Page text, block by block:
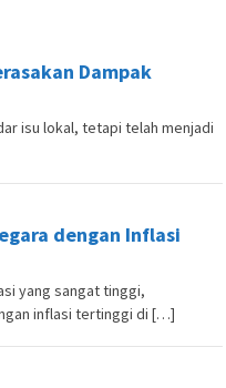
Dampak
isu lokal, tetapi telah menjadi
dengan Inflasi
yang sangat tinggi,
inflasi tertinggi di […]